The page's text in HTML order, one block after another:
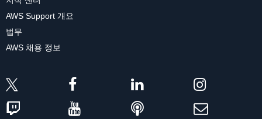
AWS Support 개요
법무
AWS 채용 정보